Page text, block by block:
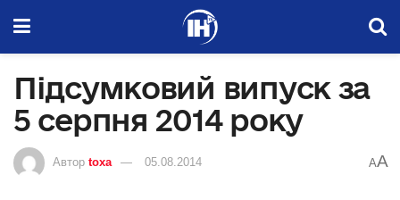
Підсумковий випуск за
5 серпня 2014 року
Автор toxa 05.08.2014 AA